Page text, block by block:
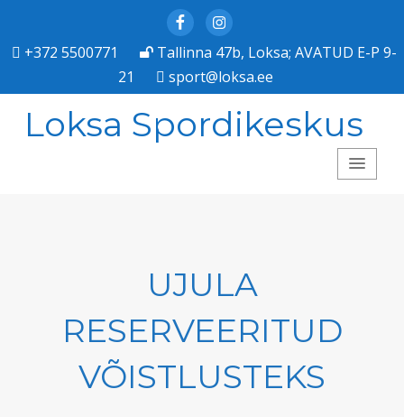
FacebookInstagram
+372 5500771
Tallinna 47b, Loksa; AVATUD E-P 9-
21
sport@loksa.ee
Loksa Spordikeskus
UJULA
RESERVEERITUD
VÕISTLUSTEKS